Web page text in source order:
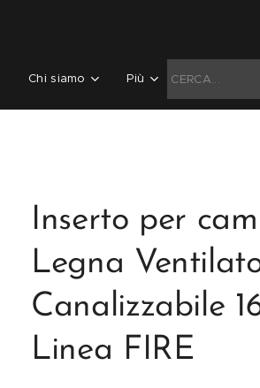
Chi siamo Più
Inserto per
Legna
Canalizzabile
Linea FIRE